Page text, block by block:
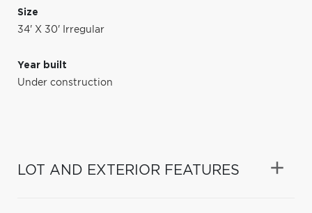
Size
34' X 30' Irregular
Year built
Under construction
LOT AND EXTERIOR FEATURES